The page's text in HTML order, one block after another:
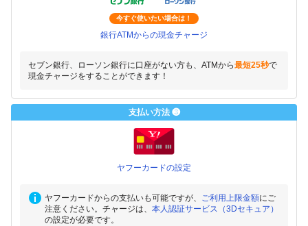
今すぐ使いたい場合は！
銀行ATMからの現金チャージ
セブン銀行、ローソン銀行に口座がない方も、ATMから最短25秒で
現金チャージをすることができます！
支払い方法 ❸
ヤフーカードの設定
ヤフーカードからの支払いも可能ですが、 ご利用上限金額にご
注意ください。チャージは、 本人認証サービス（3Dセキュア）
の設定が必要です。